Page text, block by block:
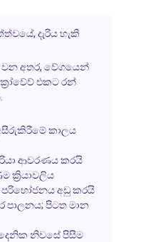
දැරිය හැකි
වන අතර, වේගයෙන්
එකට රන්
කාලය
ආවරණය කරයි
ක්‍රියාවලිය
පරිභෝජනය අඩු කරයි
පාලනය; පිටත මාන
දෛනික නිවසේ පිසීම